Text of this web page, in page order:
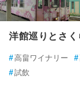
洋館巡りとさ
#高畠ワイナリー #
#試飲